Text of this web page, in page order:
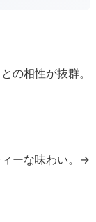
の相性が抜群。
ーな味わい。→